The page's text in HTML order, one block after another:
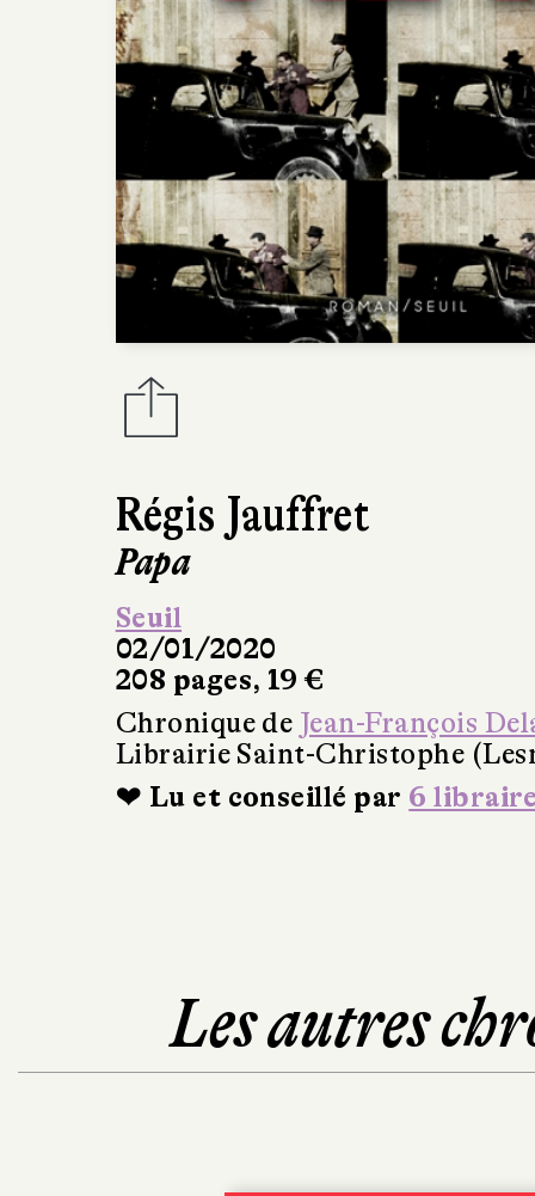
Régis Jauffret
Papa
Seuil
02/01/2020
208 pages, 19 €
Chronique de Jean-François
Librairie Saint-Christophe
❤ Lu et conseillé par 6
Les autres